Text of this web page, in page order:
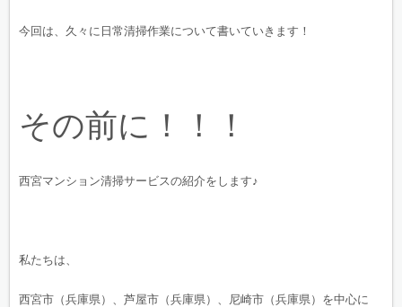
今回は、久々に日常清掃作業について書いていきます！
その前に！！！
西宮マンション清掃サービスの紹介をします♪
私たちは、
西宮市（兵庫県）、芦屋市（兵庫県）、尼崎市（兵庫県）を中心に